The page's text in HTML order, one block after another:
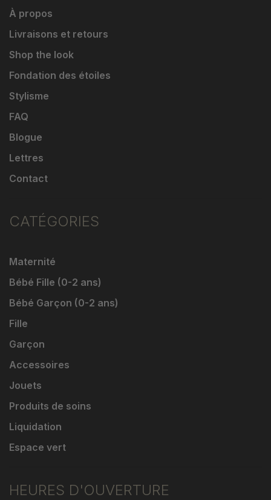
À propos
Livraisons et retours
Shop the look
Fondation des étoiles
Stylisme
FAQ
Blogue
Lettres
Contact
CATÉGORIES
Maternité
Bébé Fille (0-2 ans)
Bébé Garçon (0-2 ans)
Fille
Garçon
Accessoires
Jouets
Produits de soins
Liquidation
Espace vert
HEURES D'OUVERTURE